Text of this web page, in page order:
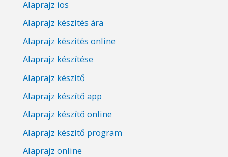
Alaprajz ios
Alaprajz készítés ára
Alaprajz készítés online
Alaprajz készítése
Alaprajz készítő
Alaprajz készítő app
Alaprajz készítő online
Alaprajz készítő program
Alaprajz online